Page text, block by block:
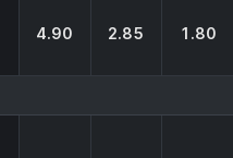
4.90 2.85 1.80